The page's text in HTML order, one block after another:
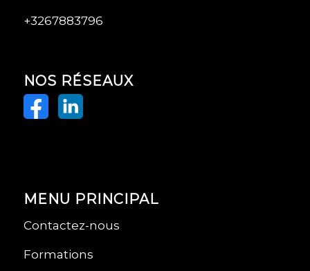
+3267883796
NOS RÉSEAUX
MENU PRINCIPAL
Contactez-nous
Formations